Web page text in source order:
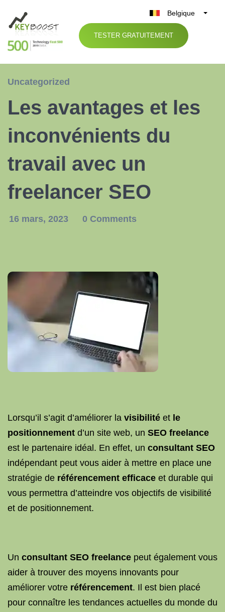
Belgique
België
Nederland
España
TESTER GRATUITEMENT
Uncategorized
Les avantages et les
inconvénients du
travail avec un
freelancer SEO
16 mars, 2023 0 Comments
Lorsqu’il s’agit d’améliorer la visibilité et le
positionnement d’un site web, un SEO freelance
est le partenaire idéal. En effet, un consultant SEO
indépendant peut vous aider à mettre en place une
stratégie de référencement efficace et durable qui
vous permettra d’atteindre vos objectifs de visibilité
et de positionnement.
Un consultant SEO freelance peut également vous
aider à trouver des moyens innovants pour
améliorer votre référencement. Il est bien placé
pour connaître les tendances actuelles du monde du